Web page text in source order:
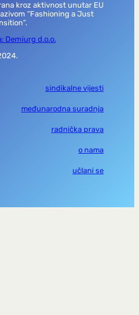
kroz aktivnost unutar EU
“Fashioning a Just
Demiurg d.o.o.
sindikalne vijesti
međunarodna suradnja
radnička prava
o nama
učlani se